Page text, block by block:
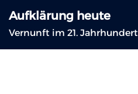
Inhalt
springen
Aufklärung heute
Vernunft im 21. Jahrhundert